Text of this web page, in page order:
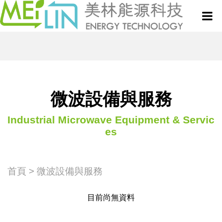
真空式微波乾燥設備
半連續式微波設備
批次式微波設備
新聞中心
專利技術
聯絡我們
微波設備與服務
Industrial Microwave Equipment & Servic
es
首頁 > 微波設備與服務
目前尚無資料